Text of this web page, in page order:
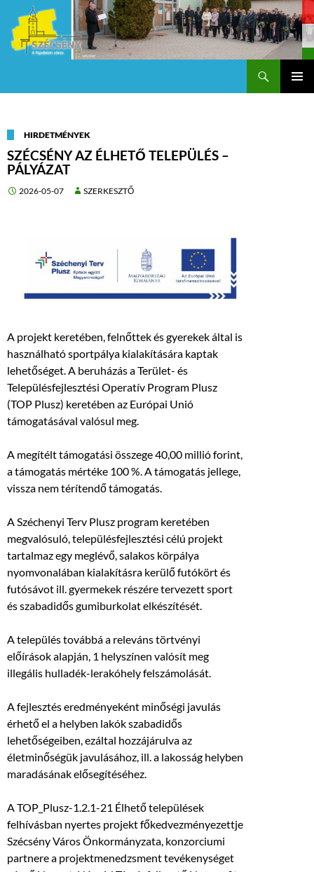
HIRDETMÉNYEK
SZÉCSÉNY AZ ÉLHETŐ TELEPÜLÉS –
PÁLYÁZAT
2026-05-07 SZERKESZTŐ
A projekt keretében, felnőttek és gyerekek által is
használható sportpálya kialakítására kaptak
lehetőséget. A beruházás a Terület- és
Településfejlesztési Operatív Program Plusz
(TOP Plusz) keretében az Európai Unió
támogatásával valósul meg.
A megítélt támogatási összege 40,00 millió forint,
a támogatás mértéke 100 %. A támogatás jellege,
vissza nem térítendő támogatás.
A Széchenyi Terv Plusz program keretében
megvalósuló, településfejlesztési célú projekt
tartalmaz egy meglévő, salakos körpálya
nyomvonalában kialakításra kerülő futókört és
futósávot ill. gyermekek részére tervezett sport
és szabadidős gumiburkolat elkészítését.
A település továbbá a releváns törtvényi
előírások alapján, 1 helyszínen valósít meg
illegális hulladék-lerakóhely felszámolását.
A fejlesztés eredményeként minőségi javulás
érhető el a helyben lakók szabadidős
lehetőségeiben, ezáltal hozzájárulva az
életminőségük javulásához, ill. a lakosság helyben
maradásának elősegítéséhez.
A TOP_Plusz-1.2.1-21 Élhető települések
felhívásban nyertes projekt főkedvezményezettje
Szécsény Város Önkormányzata, konzorciumi
partnere a projektmenedzsment tevékenységet